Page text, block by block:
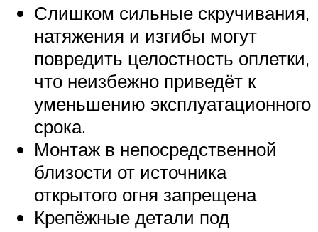
Слишком сильные скручивания,
натяжения и изгибы могут
повредить целостность оплетки,
что неизбежно приведёт к
уменьшению эксплуатационного
срока.
Монтаж в непосредственной
близости от источника
открытого огня запрещена
Крепёжные детали под